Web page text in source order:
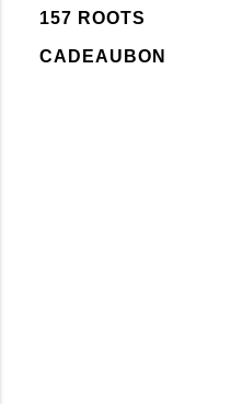
157 ROOTS
CADEAUBON